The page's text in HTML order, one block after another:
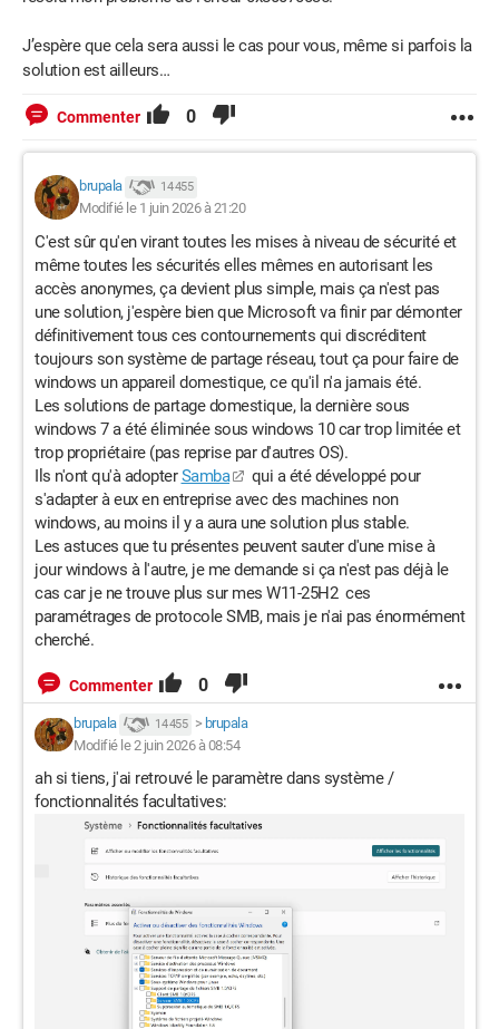
J’espère que cela sera aussi le cas pour vous, même si parfois la
solution est ailleurs…
Commenter 0
brupala 14 455
Modifié le 1 juin 2026 à 21:20
C'est sûr qu'en virant toutes les mises à niveau de sécurité et
même toutes les sécurités elles mêmes en autorisant les
accès anonymes, ça devient plus simple, mais ça n'est pas
une solution, j'espère bien que Microsoft va finir par démonter
définitivement tous ces contournements qui discréditent
toujours son système de partage réseau, tout ça pour faire de
windows un appareil domestique, ce qu'il n'a jamais été.
Les solutions de partage domestique, la dernière sous
windows 7 a été éliminée sous windows 10 car trop limitée et
trop propriétaire (pas reprise par d'autres OS).
Ils n'ont qu'à adopterSamba
qui a été développé pour
s'adapter à eux en entreprise avec des machines non
windows, au moins il y a aura une solution plus stable.
Les astuces que tu présentes peuvent sauter d'une mise à
jour windows à l'autre, je me demande si ça n'est pas déjà le
cas car je ne trouve plus sur mes W11-25H2 ces
paramétrages de protocole SMB, mais je n'ai pas énormément
cherché.
Commenter 0
brupala 14 455 > brupala
Modifié le 2 juin 2026 à 08:54
ah si tiens, j'ai retrouvé le paramètre dans système /
fonctionnalités facultatives: